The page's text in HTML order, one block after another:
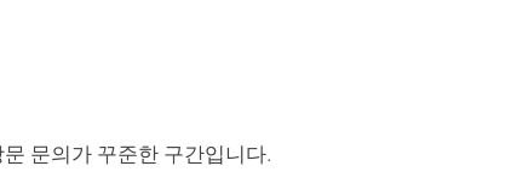
문의가 꾸준한 구간입니다.